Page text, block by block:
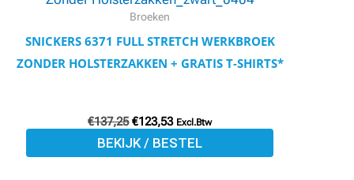
Broeken
SNICKERS 6371 FULL STRETCH WERKBROEK
ZONDER HOLSTERZAKKEN + GRATIS T-SHIRTS*
€137,25 €123,53 Excl.Btw
BEKIJK / BESTEL
meerdere
variaties.
Deze
gekozen
worden